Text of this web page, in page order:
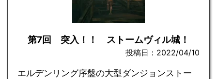
第7回 突入！！ ストームヴィル城！
投稿日：2022/04/10
エルデンリング序盤の大型ダンジョンストー